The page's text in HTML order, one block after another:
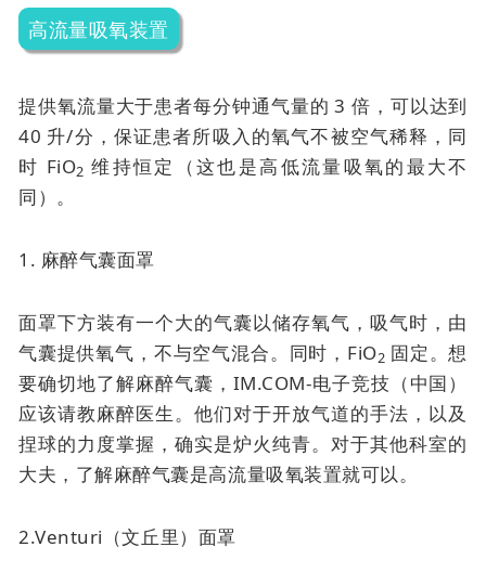
高流量吸氧装置
提供氧流量大于患者每分钟通气量的 3 倍，可以达到
40 升/分，保证患者所吸入的氧气不被空气稀释，同
时 FiO2 维持恒定（这也是高低流量吸氧的最大不
同）。
1. 麻醉气囊面罩
面罩下方装有一个大的气囊以储存氧气，吸气时，由
气囊提供氧气，不与空气混合。同时，FiO2 固定。想
要确切地了解麻醉气囊，IM.COM-电子竞技（中国）
应该请教麻醉医生。他们对于开放气道的手法，以及
捏球的力度掌握，确实是炉火纯青。对于其他科室的
大夫，了解麻醉气囊是高流量吸氧装置就可以。
2.Venturi（文丘里）面罩